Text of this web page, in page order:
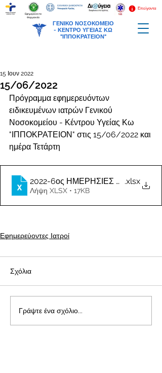
ΓΕΝΙΚΟ ΝΟΣΟΚΟΜΕΙΟ
- ΚΕΝΤΡΟ ΥΓΕΙΑΣ ΚΩ
"ΙΠΠΟΚΡΑΤΕΙΟΝ"
Επείγοντα
Εφημερεύοντα
Φαρμακεία
15/06/2022
15 Ιουν 2022
Πρόγραμμα εφημερευόντων
ειδικευμένων ιατρών Γενικού
Νοσοκομείου - Κέντρου Υγείας Κω
"ΙΠΠΟΚΡΑΤΕΙΟΝ" στις 15/06/2022 και
ημέρα Τετάρτη
2022-6ος ΗΜΕΡΗΣΙΕΣ .xlsx
Λήψη XLSX • 17KB
Εφημερεύοντες Ιατροί
Σχόλια
Γράψτε ένα σχόλιο...